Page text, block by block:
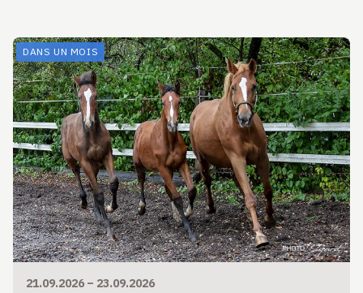
DANS UN MOIS
21.09.2026 – 23.09.2026